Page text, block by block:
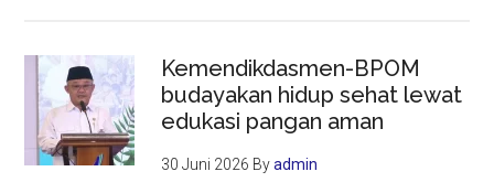
Kemendikdasmen-BPOM
budayakan hidup sehat lewat
edukasi pangan aman
30 Juni 2026 Byadmin